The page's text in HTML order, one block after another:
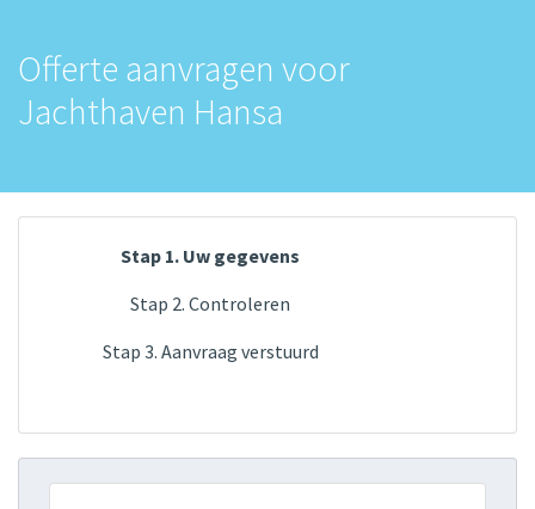
Offerte aanvragen voor
Jachthaven Hansa
Stap 1. Uw gegevens
Stap 2. Controleren
Stap 3. Aanvraag verstuurd